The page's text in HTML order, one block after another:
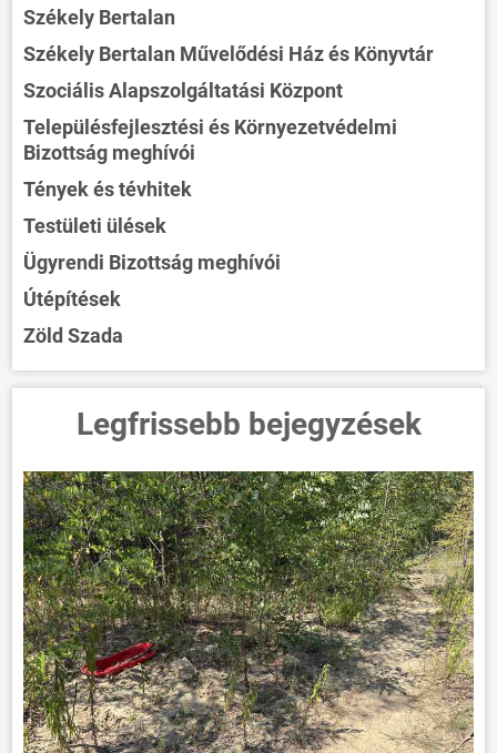
Székely Bertalan
Székely Bertalan Művelődési Ház és Könyvtár
Szociális Alapszolgáltatási Központ
Településfejlesztési és Környezetvédelmi
Bizottság meghívói
Tények és tévhitek
Testületi ülések
Ügyrendi Bizottság meghívói
Útépítések
Zöld Szada
Legfrissebb bejegyzések